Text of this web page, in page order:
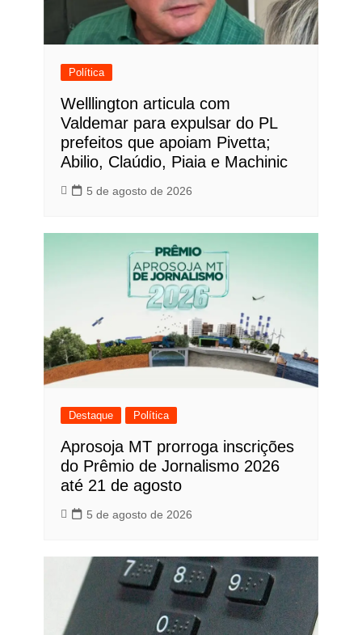
Política
Welllington articula com
Valdemar para expulsar do PL
prefeitos que apoiam Pivetta;
Abilio, Claúdio, Piaia e Machinic
5 de agosto de 2026
Destaque Política
Aprosoja MT prorroga inscrições
do Prêmio de Jornalismo 2026
até 21 de agosto
5 de agosto de 2026